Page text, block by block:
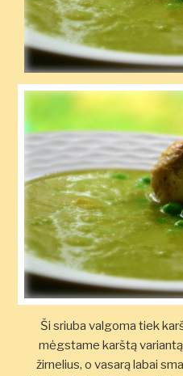
Ši sriuba valgoma tiek
mėgstame karštą
žirnelius, o vasarą labai